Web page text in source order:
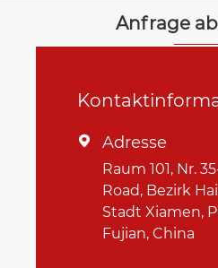
Anfrage
 Adresse
Raum 101, Nr.
Road, Bezirk
Stadt Xiamen,
Fujian, China